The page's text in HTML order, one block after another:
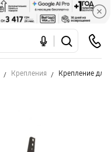
Крепления Крепление для